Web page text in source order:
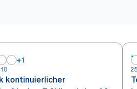
+1
kontinuierlicher